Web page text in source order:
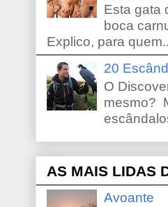
Esta gata
boca
Explico, para
20
O
mesmo?
AS MAIS LIDAS
Avoante